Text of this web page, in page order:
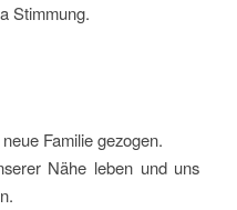
Stimmung.
Familie gezogen.
Nähe leben und uns